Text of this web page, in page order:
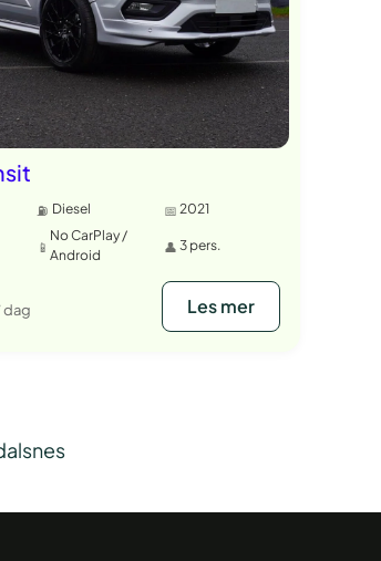
Diesel 2021
No CarPlay /
Android
3 pers.
dag Les mer